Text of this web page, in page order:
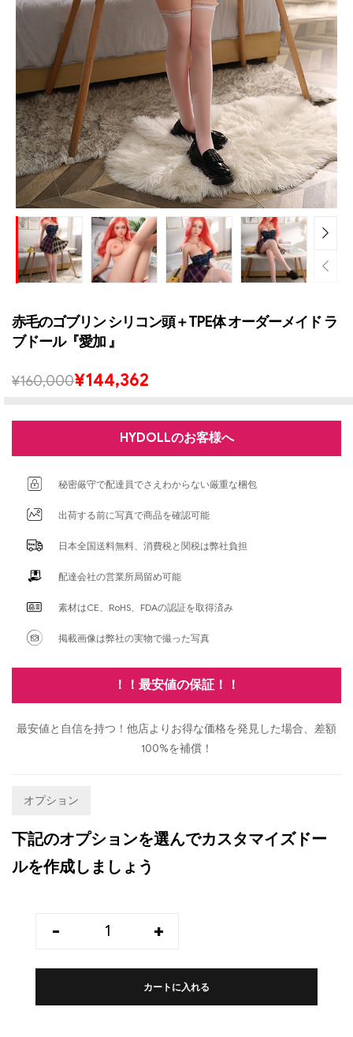
赤毛のゴブリン シリコン頭＋TPE体 オーダーメイド ラ
ブドール『愛加 』
¥160,000¥144,362
HYDOLLのお客様へ
秘密厳守で配達員でさえわからない厳重な梱包
出荷する前に写真で商品を確認可能
日本全国送料無料、消費税と関税は弊社負担
配達会社の営業所局留め可能
素材はCE、RoHS、FDAの認証を取得済み
掲載画像は弊社の実物で撮った写真
！！最安値の保証！！
最安値と自信を持つ！他店よりお得な価格を発見した場合、差額
100%を補償！
オプション
下記のオプションを選んでカスタマイズドー
ルを作成しましょう
- +
カートに入れる